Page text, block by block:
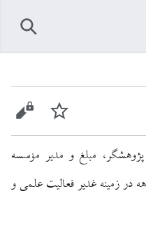
پیگیری
۱۳۴۹ش) پژوهشگر، مبلغ و مدیر مؤسسه
در زمینه غدیر فعالیت علمی و